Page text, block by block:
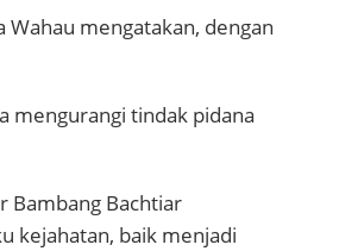
Wahau mengatakan, dengan
mengurangi tindak pidana
Bambang Bachtiar
kejahatan, baik menjadi